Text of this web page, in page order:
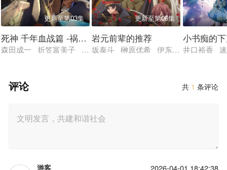
更新至第03集
死神 千年血战篇 -祸进谭
森田成一 折笠富美子 松冈由贵 安元洋贵 杉山纪彰 高木涉
更新至第06集
岩元前辈的推荐
坂泰斗 榊原优希 伊东健人 石田彰
小书痴的
井口裕香
共 1 条评论
评论
游客 2026-04-01 18:42:38